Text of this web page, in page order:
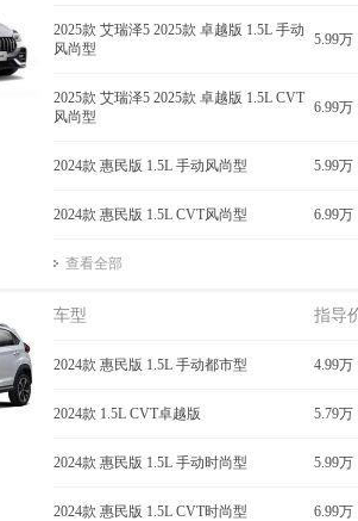
2025款 艾瑞泽5 2025款 卓越版 1.5L 手动
风尚型
5.99万
2025款 艾瑞泽5 2025款 卓越版 1.5L CVT
风尚型
6.99万
2024款 惠民版 1.5L 手动风尚型 5.99万
2024款 惠民版 1.5L CVT风尚型 6.99万
查看全部
车型 指导
2024款 惠民版 1.5L 手动都市型 4.99万
2024款 1.5L CVT卓越版 5.79万
2024款 惠民版 1.5L 手动时尚型 5.99万
2024款 惠民版 1.5L CVT时尚型 6.99万